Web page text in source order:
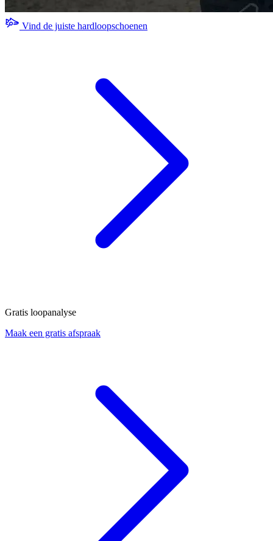
Vind de juiste hardloopschoenen
Gratis loopanalyse
Maak een gratis afspraak